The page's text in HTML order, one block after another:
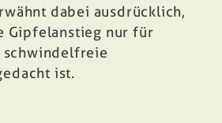
dabei ausdrücklich,
Gipfelanstieg nur für
ist.